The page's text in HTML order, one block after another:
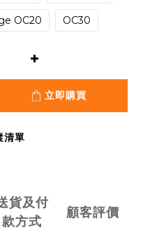
OC20 OC30
立即購買
清單
貨及付
款方式
顧客評價